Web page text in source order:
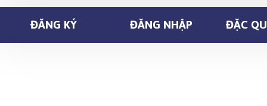
ĐĂNG KÝ ĐĂNG NHẬP ĐẶC